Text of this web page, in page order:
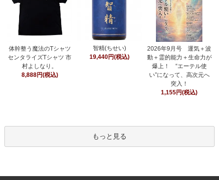
体幹整う魔法のTシャツ
センタライズTシャツ 市
村よしなり。
8,888円(税込)
智精(ちせい)
19,440円(税込)
2026年9月号 運気＋波
動＋霊的能力＋生命力が
爆上！ “エーテル使
い”になって、高次元へ
突入！
1,155円(税込)
もっと見る